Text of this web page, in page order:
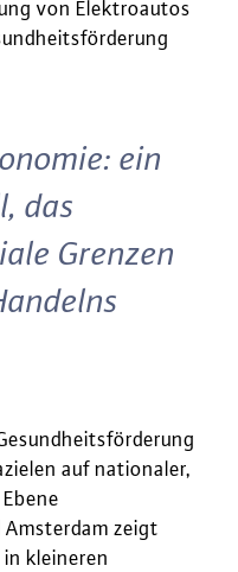
von Elektroautos
ein
das
Grenzen
auf nationaler,
Amsterdam zeigt
in kleineren